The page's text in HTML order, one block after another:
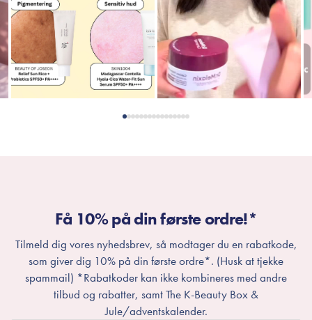
Få 10% på din første ordre!*
Tilmeld dig vores nyhedsbrev, så modtager du en rabatkode,
som giver dig 10% på din første ordre*. (Husk at tjekke
spammail) *Rabatkoder kan ikke kombineres med andre
tilbud og rabatter, samt The K-Beauty Box &
Jule/adventskalender.